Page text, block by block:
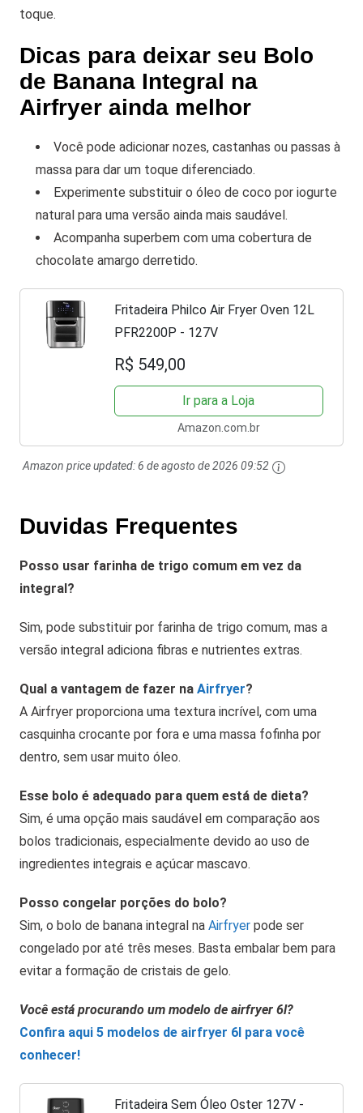
toque.
Dicas para deixar seu Bolo
de Banana Integral na
Airfryer ainda melhor
Você pode adicionar nozes, castanhas ou passas à
massa para dar um toque diferenciado.
Experimente substituir o óleo de coco por iogurte
natural para uma versão ainda mais saudável.
Acompanha superbem com uma cobertura de
chocolate amargo derretido.
Fritadeira Philco Air Fryer Oven 12L
PFR2200P - 127V
R$ 549,00
Ir para a Loja
Amazon.com.br
Amazon price updated:6 de agosto de 2026 09:52
Duvidas Frequentes
Posso usar farinha de trigo comum em vez da
integral?
Sim, pode substituir por farinha de trigo comum, mas a
versão integral adiciona fibras e nutrientes extras.
Qual a vantagem de fazer na Airfryer?
A Airfryer proporciona uma textura incrível, com uma
casquinha crocante por fora e uma massa fofinha por
dentro, sem usar muito óleo.
Esse bolo é adequado para quem está de dieta?
Sim, é uma opção mais saudável em comparação aos
bolos tradicionais, especialmente devido ao uso de
ingredientes integrais e açúcar mascavo.
Posso congelar porções do bolo?
Sim, o bolo de banana integral na Airfryer pode ser
congelado por até três meses. Basta embalar bem para
evitar a formação de cristais de gelo.
Você está procurando um modelo de airfryer 6l?
Confira aqui 5 modelos de airfryer 6l para você
conhecer!
Fritadeira Sem Óleo Oster 127V -